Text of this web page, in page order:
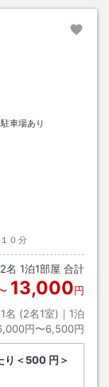
駐車場あり
０分
2名 1泊1部屋 合計
13,000円
名 (2名1室)｜ 1泊
円〜6,500円
＜500 円＞